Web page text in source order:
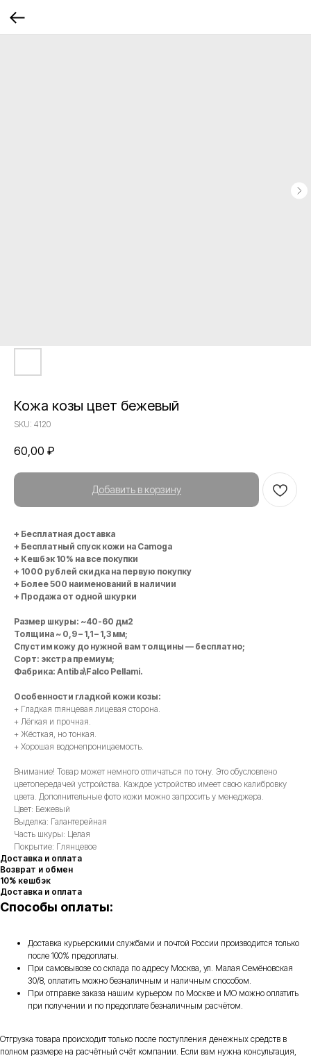
Кожа козы цвет бежевый
SKU: 4120
60,00 ₽
Добавить в корзину
+ Бесплатная доставка
+ Бесплатный спуск кожи на Camoga
+ Кешбэк 10% на все покупки
+ 1000 рублей скидка на первую покупку
+ Более 500 наименований в наличии
+ Продажа от одной шкурки
Размер шкуры: ~40-60 дм2
Толщина ~ 0,9 – 1,1 – 1,3 мм;
Спустим кожу до нужной вам толщины — бесплатно;
Сорт: экстра премиум;
Фабрика: Antiba\Falco Pellami.
Особенности гладкой кожи козы:
+ Гладкая глянцевая лицевая сторона.
+ Лёгкая и прочная.
+ Жёсткая, но тонкая.
+ Хорошая водонепроницаемость.
Внимание! Товар может немного отличаться по тону. Это обусловлено
цветопередачей устройства. Каждое устройство имеет свою калибровку
цвета. Дополнительные фото кожи можно запросить у менеджера.
Цвет: Бежевый
Выделка: Галантерейная
Часть шкуры: Целая
Покрытие: Глянцевое
Доставка и оплата
Возврат и обмен
10% кешбэк
Доставка и оплата
Способы оплаты:
Доставка курьерскими службами и почтой России производится только
после 100% предоплаты.
При самовывозе со склада по адресу Москва, ул. Малая Семёновская
30/8, оплатить можно безналичным и наличным способом.
При отправке заказа нашим курьером по Москве и МО можно оплатить
при получении и по предоплате безналичным расчётом.
Отгрузка товара происходит только после поступления денежных средств в
полном размере на расчётный счёт компании. Если вам нужна консультация,